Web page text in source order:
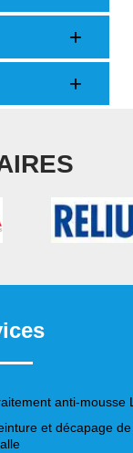
anti-mousse
et décapage